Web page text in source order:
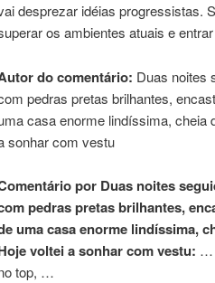
desprezar idéias progressistas.
os ambientes atuais e
do comentário: Duas noites
pedraspretas brilhantes,
casa enorme lindíssima, cheia
sonhar com vestu
por Duas noites
pedras pretas brilhantes,
uma casa enorme lindíssima,
voltei a sonhar com vestu: …
top, …